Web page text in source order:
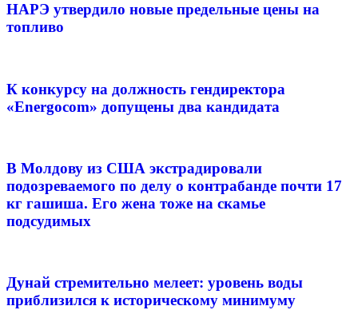
НАРЭ утвердило новые предельные цены на
топливо
К конкурсу на должность гендиректора
«Energocom» допущены два кандидата
В Молдову из США экстрадировали
подозреваемого по делу о контрабанде почти 17
кг гашиша. Его жена тоже на скамье
подсудимых
Дунай стремительно мелеет: уровень воды
приблизился к историческому минимуму